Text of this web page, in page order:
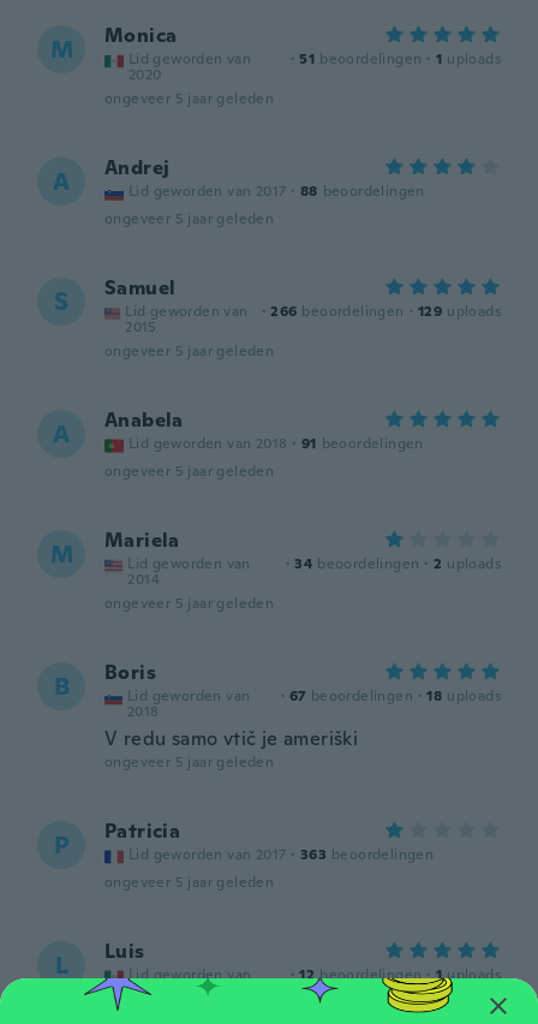
M Monica
Lid geworden van
2020
· 51 beoordelingen · 1 uploads
ongeveer 5 jaar geleden
A Andrej
Lid geworden van 2017 · 88 beoordelingen
ongeveer 5 jaar geleden
S Samuel
Lid geworden van
2015
· 266 beoordelingen · 129 uploads
ongeveer 5 jaar geleden
A Anabela
Lid geworden van 2018 · 91 beoordelingen
ongeveer 5 jaar geleden
M Mariela
Lid geworden van
2014
· 34 beoordelingen · 2 uploads
ongeveer 5 jaar geleden
B Boris
Lid geworden van
2018
· 67 beoordelingen · 18 uploads
V redu samo vtič je ameriški
ongeveer 5 jaar geleden
P Patricia
Lid geworden van 2017 · 363 beoordelingen
ongeveer 5 jaar geleden
L Luis
Lid geworden van
2012
· 12 beoordelingen · 1 uploads
ongeveer 5 jaar geleden